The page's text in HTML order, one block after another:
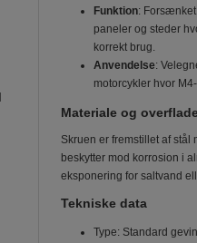
Funktion:
paneler og steder
korrekt brug.
Anvendelse:
motorcykler hvor
Materiale og
Skruen er fremstillet af
beskytter mod korrosion i
eksponering for saltvand
Tekniske data
Type: Standard